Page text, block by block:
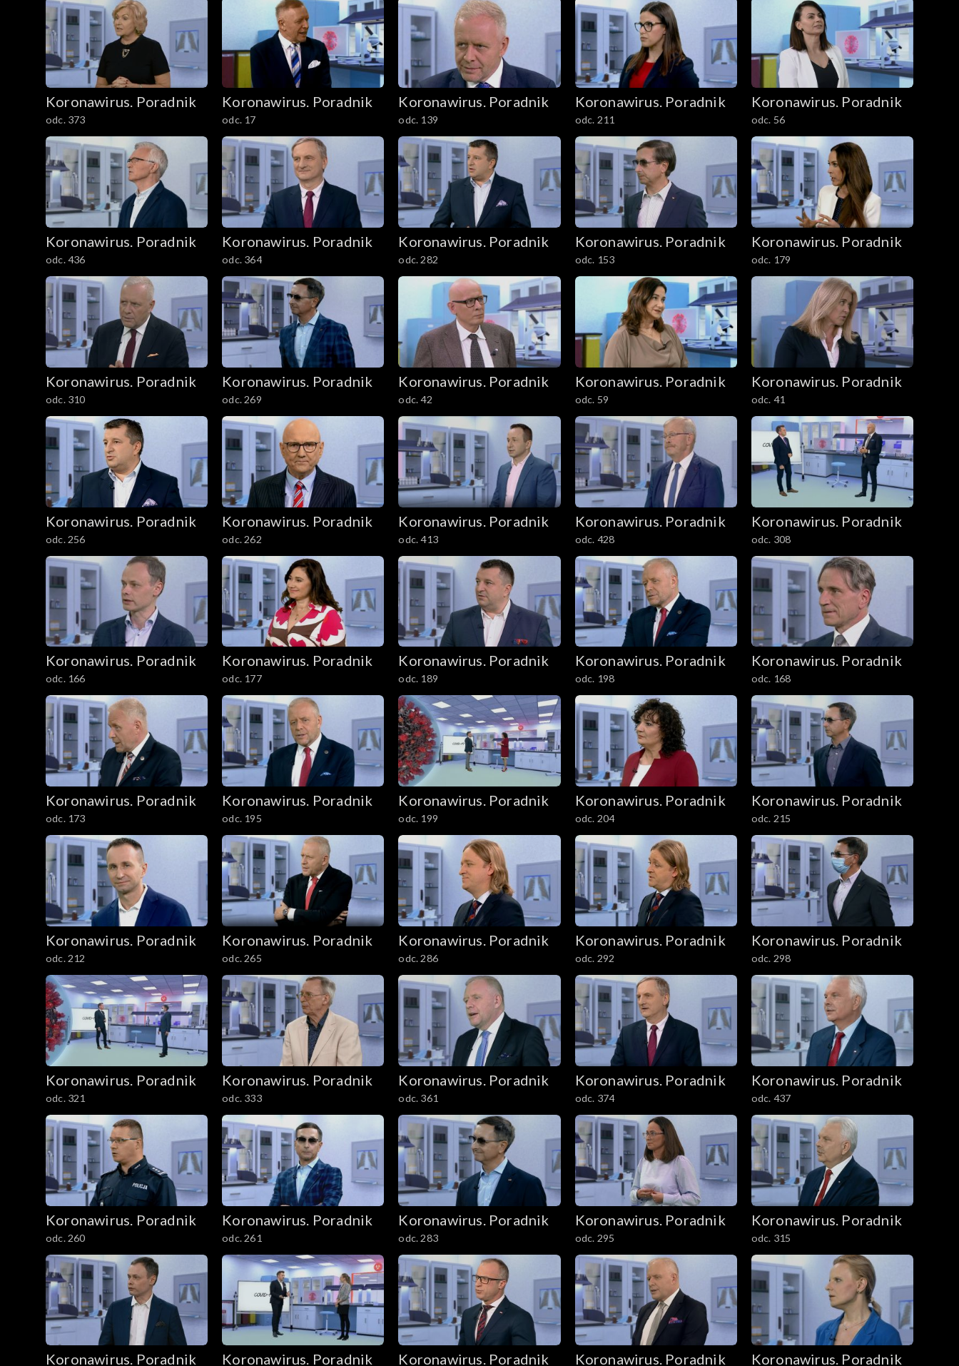
Koronawirus. Poradnik
odc. 373
Koronawirus. Poradnik
odc. 17
Koronawirus. Poradnik
odc. 139
Koronawirus. Poradnik
odc. 211
Koronawirus. Poradnik
odc. 56
Koronawirus. Poradnik
odc. 436
Koronawirus. Poradnik
odc. 364
Koronawirus. Poradnik
odc. 282
Koronawirus. Poradnik
odc. 153
Koronawirus. Poradnik
odc. 179
Koronawirus. Poradnik
odc. 310
Koronawirus. Poradnik
odc. 269
Koronawirus. Poradnik
odc. 42
Koronawirus. Poradnik
odc. 59
Koronawirus. Poradnik
odc. 41
Koronawirus. Poradnik
odc. 256
Koronawirus. Poradnik
odc. 262
Koronawirus. Poradnik
odc. 413
Koronawirus. Poradnik
odc. 428
Koronawirus. Poradnik
odc. 308
Koronawirus. Poradnik
odc. 166
Koronawirus. Poradnik
odc. 177
Koronawirus. Poradnik
odc. 189
Koronawirus. Poradnik
odc. 198
Koronawirus. Poradnik
odc. 168
Koronawirus. Poradnik
odc. 173
Koronawirus. Poradnik
odc. 195
Koronawirus. Poradnik
odc. 199
Koronawirus. Poradnik
odc. 204
Koronawirus. Poradnik
odc. 215
Koronawirus. Poradnik
odc. 212
Koronawirus. Poradnik
odc. 265
Koronawirus. Poradnik
odc. 286
Koronawirus. Poradnik
odc. 292
Koronawirus. Poradnik
odc. 298
Koronawirus. Poradnik
odc. 321
Koronawirus. Poradnik
odc. 333
Koronawirus. Poradnik
odc. 361
Koronawirus. Poradnik
odc. 374
Koronawirus. Poradnik
odc. 437
Koronawirus. Poradnik
odc. 260
Koronawirus. Poradnik
odc. 261
Koronawirus. Poradnik
odc. 283
Koronawirus. Poradnik
odc. 295
Koronawirus. Poradnik
odc. 315
Koronawirus. Poradnik Koronawirus. Poradnik Koronawirus. Poradnik Koronawirus. Poradnik Koronawirus. Poradnik